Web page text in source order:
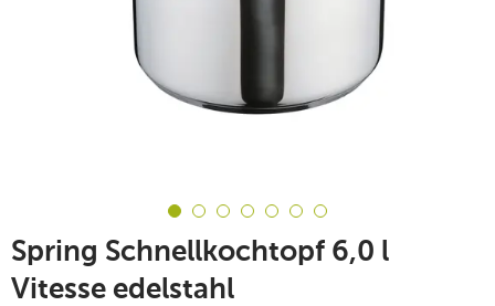
Spring Schnellkochtopf 6,0 l
Vitesse edelstahl